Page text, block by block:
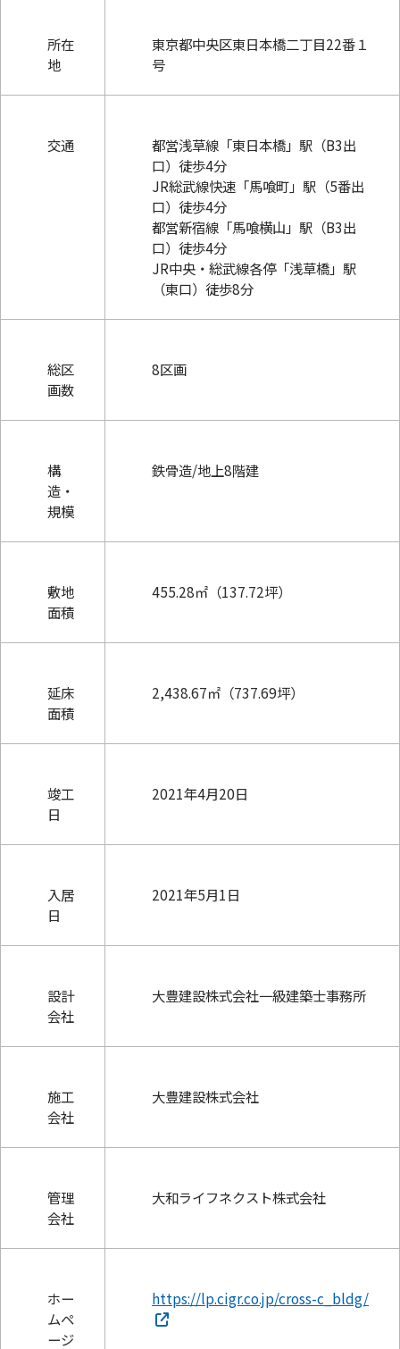
所在
地
東京都中央区東日本橋二丁目22番１
号
交通
都営浅草線「東日本橋」駅（B3出
口）徒歩4分
JR総武線快速「馬喰町」駅（5番出
口）徒歩4分
都営新宿線「馬喰横山」駅（B3出
口）徒歩4分
JR中央・総武線各停「浅草橋」駅
（東口）徒歩8分
総区
画数
8区画
構
造・
規模
鉄骨造/地上8階建
敷地
面積
455.28㎡（137.72坪）
延床
面積
2,438.67㎡（737.69坪）
竣工
日
2021年4月20日
入居
日
2021年5月1日
設計
会社
大豊建設株式会社一級建築士事務所
施工
会社
大豊建設株式会社
管理
会社
大和ライフネクスト株式会社
ホー
ムペ
ージ
https://lp.cigr.co.jp/cross-c_bldg/